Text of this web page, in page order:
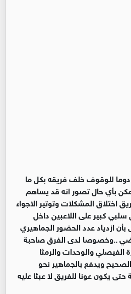
للوقوف خلف فريقه بكل ما
بأي حال تصور انه قد يساهم
اختلاق المشكلات وتوتير الاجواء
كبير على اللاعبين داخل
ازدياد عدد الحضور الجماهيري
..وخصوصا لدى الفرق صاحبة
الفيصلي والوحدات والرمثا
ويدفع بالجماهير نحو
حتى يكون عونا للفريق لا عبئا عليه